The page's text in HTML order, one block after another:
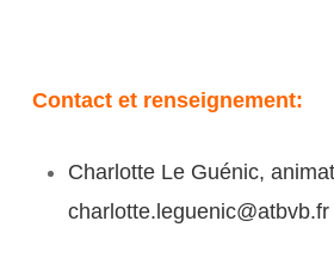
Contact et renseignement:
Charlotte Le Guénic,